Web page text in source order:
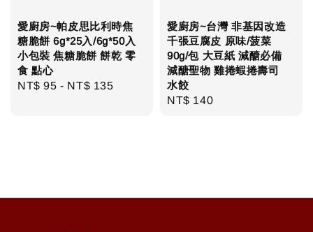
愛廚房~帕皮思比利時焦
糖脆餅 6g*25入/6g*50入
小包裝 焦糖脆餅 餅乾 零
食 點心
Regular
NT$ 95 - NT$ 135
愛廚房~台灣 非基因改造
千張豆腐皮 原味/菠菜
90g/包 大豆紙 減醣必備
減醣聖物 雞捲蝦捲壽司
水餃
Regular
NT$ 140